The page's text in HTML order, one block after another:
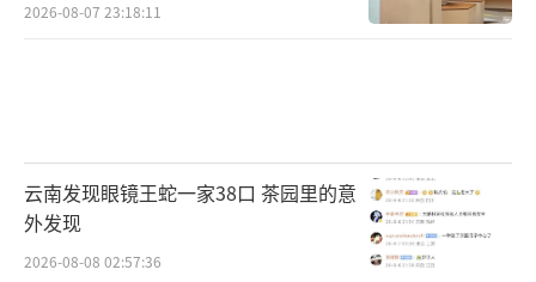
2026-08-07 23:18:11
云南发现眼镜王蛇一家38口 茶园里的意
外发现
2026-08-08 02:57:36